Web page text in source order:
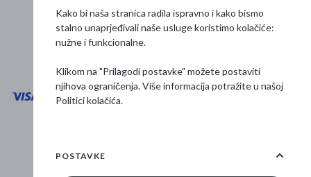
Prati nas
Osnovne informacije
Kako bi naša stranica radila ispravno i kako bismo
stalno unaprjeđivali naše usluge koristimo kolačiće:
nužne i funkcionalne.
Klikom na "Prilagodi postavke" možete postaviti
njihova ograničenja. Više informacija potražite u našoj
Politici kolačića.
POSTAVKE